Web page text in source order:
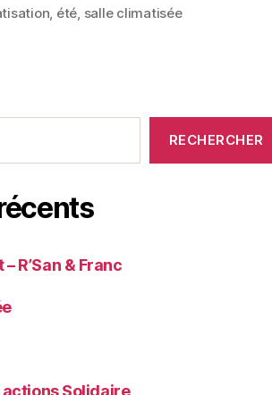
été salle climatisée
RECHERCHER
R’San & Franc
actions Solidaire